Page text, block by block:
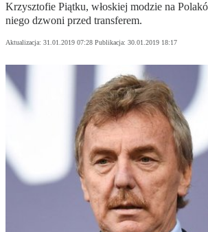
Krzysztofie Piątku, włoskiej modzie na
niego dzwoni przed transferem.
Aktualizacja: 31.01.2019 07:28 Publikacja: 30.01.2019 18:17